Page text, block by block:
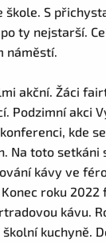
S
ty nejstarší.
náměstí.
akční. Žáci
Podzimní akci
kde
Na toto
kávy ve
roku
kávu.
kuchyně.